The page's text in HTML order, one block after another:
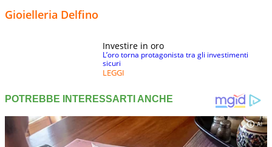
Gioielleria Delfino
Investire in oro
L’oro torna protagonista tra gli investimenti
sicuri
LEGGI